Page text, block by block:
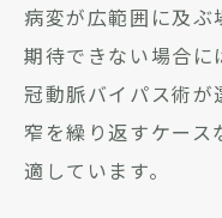
病変が広範囲に及
期待できない場合に
冠動脈バイパス術
窄を繰り返すケース
適しています。